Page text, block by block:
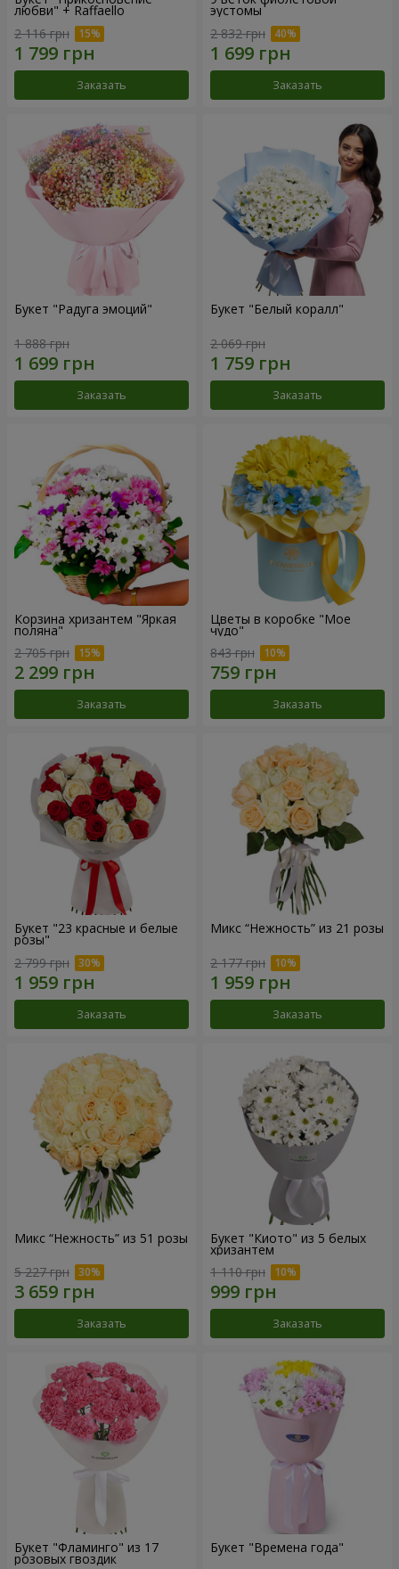
любви" + Raffaello
2 116 грн
Заказать
эустомы
2 832 грн
Заказать
Букет "Радуга эмоций"
1 888 грн
Заказать
Букет "Белый коралл"
2 069 грн
Заказать
Корзина хризантем "Яркая
поляна"
2 705 грн
Заказать
Цветы в коробке "Мое
чудо"
843 грн
Заказать
Букет "23 красные и белые
розы"
2 799 грн
Заказать
Микс “Нежность” из 21 розы
2 177 грн
Заказать
Микс “Нежность” из 51 розы
5 227 грн
Заказать
Букет "Киото" из 5 белых
хризантем
1 110 грн
Заказать
Букет "Фламинго" из 17
розовых гвоздик
Букет "Времена года"